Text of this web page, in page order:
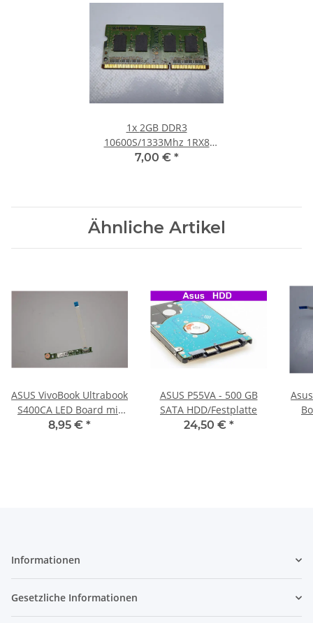
1x 2GB DDR3
10600S/1333Mhz 1RX8
Notebook SO-DIMM RAM
7,00 € *
Ähnliche Artikel
ASUS VivoBook Ultrabook
S400CA LED Board mit
Kabel 36JX7LB0000
8,95 € *
ASUS P55VA - 500 GB
SATA HDD/Festplatte
24,50 € *
Informationen
Gesetzliche Informationen